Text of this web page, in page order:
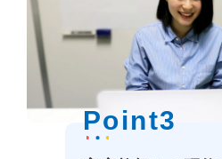
Point3